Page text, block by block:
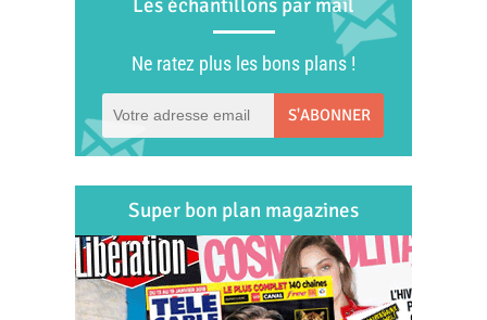
Les échantillons par mail
Ne ratez plus les bons plans !
S'ABONNER
Super bon plan magazines